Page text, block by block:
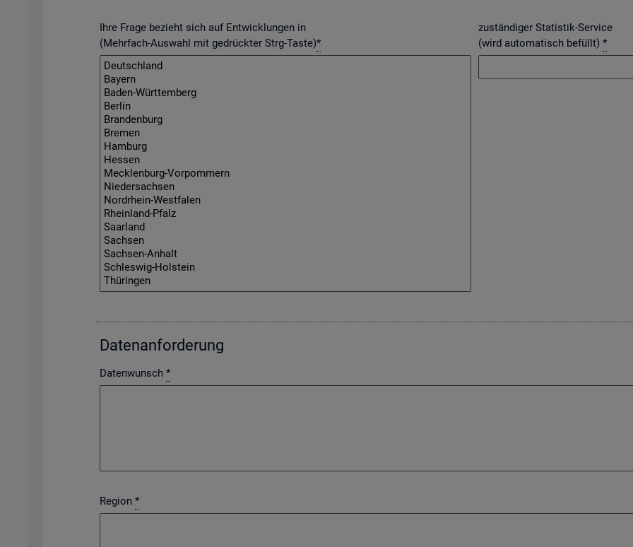
Ihre Frage bezieht sich auf Entwicklungen in
(Mehrfach-Auswahl mit gedrückter Strg-Taste)*
zuständiger Statistik-Service
(wird automatisch befüllt) *
Da­ten­an­for­de­rung
Datenwunsch *
Region *